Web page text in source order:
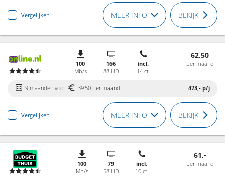
Vergelijken MEER INFO BEKIJK
100
Mb/s
166
88 HD
incl.
14 ct.
62,50
per maand
9 maanden voor 39,50 per maand 473,- p/j
Vergelijken MEER INFO BEKIJK
100
Mb/s
79
58 HD
incl.
10 ct.
61,-
per maand